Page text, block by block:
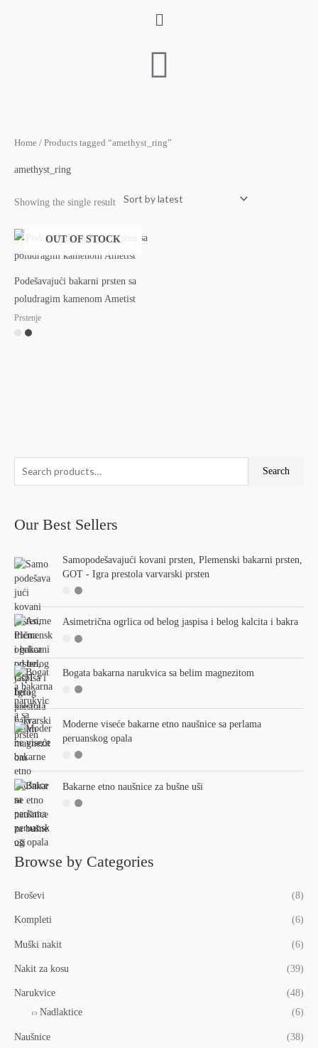
Menu
e
r
h
f
o
r
:
Search
Our Best Sellers
Samopodešavajući kovani prsten, Plemenski bakarni prsten,
GOT - Igra prestola varvarski prsten
Asimetrična ogrlica od belog jaspisa i belog kalcita i bakra
Bogata bakarna narukvica sa belim magnezitom
Moderne viseće bakarne etno naušnice sa perlama
peruanskog opala
Bakarne etno naušnice za bušne uši
Browse by Categories
Broševi (8)
Kompleti (6)
Muški nakit (6)
Nakit za kosu (39)
Narukvice
(48)
Nadlaktice
(6)
Naušnice (38)
Home / Products tagged “amethyst_ring”
amethyst_ring
Showing the single result
OUT OF STOCK
Podešavajući bakarni prsten sa
poludragim kamenom Ametist
Prstenje